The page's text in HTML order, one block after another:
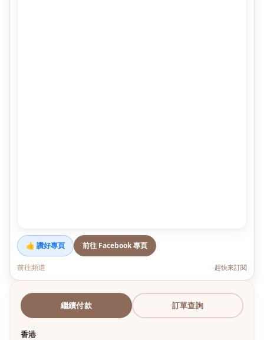
👍 讚好專頁 前往 Facebook 專頁
前往頻道 趕快來訂閱
繼續付款 訂單查詢
香港